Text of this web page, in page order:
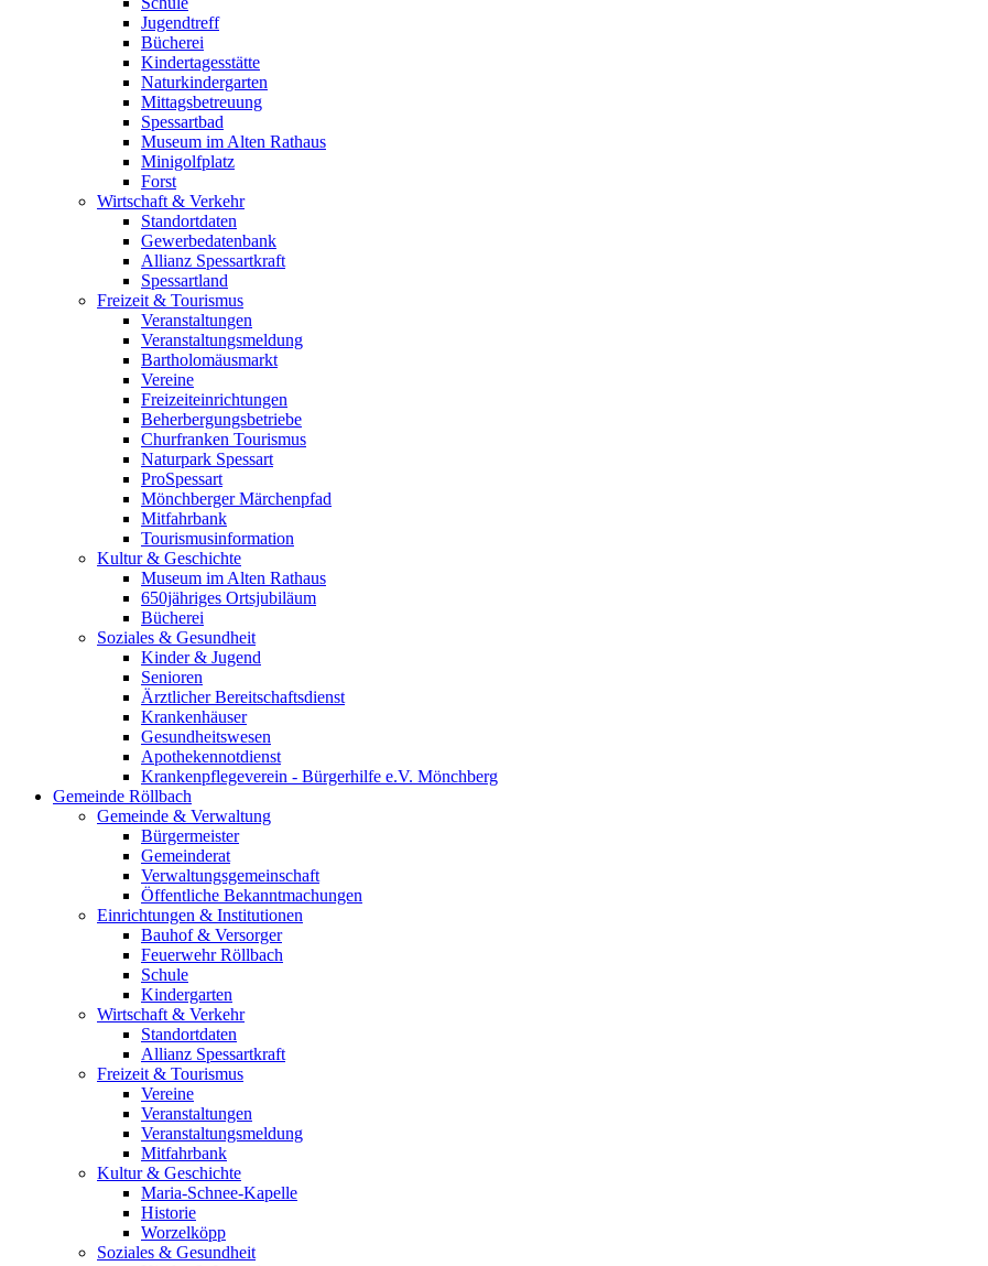
Jugendtreff
Bücherei
Kindertagesstätte
Naturkindergarten
Mittagsbetreuung
Spessartbad
Museum im Alten Rathaus
Minigolfplatz
Forst
Wirtschaft & Verkehr
Standortdaten
Gewerbedatenbank
Allianz Spessartkraft
Spessartland
Freizeit & Tourismus
Veranstaltungen
Veranstaltungsmeldung
Bartholomäusmarkt
Vereine
Freizeiteinrichtungen
Beherbergungsbetriebe
Churfranken Tourismus
Naturpark Spessart
ProSpessart
Mönchberger Märchenpfad
Mitfahrbank
Tourismusinformation
Kultur & Geschichte
Museum im Alten Rathaus
650jähriges Ortsjubiläum
Bücherei
Soziales & Gesundheit
Kinder & Jugend
Senioren
Ärztlicher Bereitschaftsdienst
Krankenhäuser
Gesundheitswesen
Apothekennotdienst
Krankenpflegeverein - Bürgerhilfe e.V. Mönchberg
Gemeinde Röllbach
Gemeinde & Verwaltung
Bürgermeister
Gemeinderat
Verwaltungsgemeinschaft
Öffentliche Bekanntmachungen
Einrichtungen & Institutionen
Bauhof & Versorger
Feuerwehr Röllbach
Schule
Kindergarten
Wirtschaft & Verkehr
Standortdaten
Allianz Spessartkraft
Freizeit & Tourismus
Vereine
Veranstaltungen
Veranstaltungsmeldung
Mitfahrbank
Kultur & Geschichte
Maria-Schnee-Kapelle
Historie
Worzelköpp
Soziales & Gesundheit